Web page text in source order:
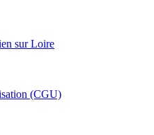
sur Loire
(CGU)